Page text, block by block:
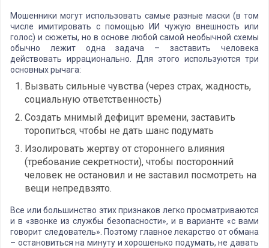
Мошенники могут использовать самые разные маски (в том
числе имитировать с помощью ИИ чужую внешность или
голос) и сюжеты, но в основе любой самой необычной схемы
обычно лежит одна задача – заставить человека
действовать иррационально. Для этого используются три
основных рычага:
Вызвать сильные чувства (через страх, жадность,
социальную ответственность)
Создать мнимый дефицит времени, заставить
торопиться, чтобы не дать шанс подумать
Изолировать жертву от стороннего влияния
(требование секретности), чтобы посторонний
человек не остановил и не заставил посмотреть на
вещи непредвзято.
Все или большинство этих признаков легко просматриваются
и в «звонке из службы безопасности», и в варианте «с вами
говорит следователь». Поэтому главное лекарство от обмана
– остановиться на минуту и хорошенько подумать, не давать